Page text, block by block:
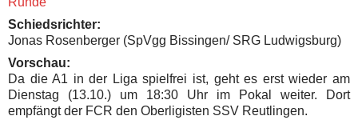
Schiedsrichter:
Jonas Rosenberger (SpVgg Bissingen/ SRG Ludwigsburg)
Vorschau:
Da die A1 in der Liga spielfrei ist, geht es erst wieder am
Dienstag (13.10.) um 18:30 Uhr im Pokal weiter. Dort
empfängt der FCR den Oberligisten SSV Reutlingen.